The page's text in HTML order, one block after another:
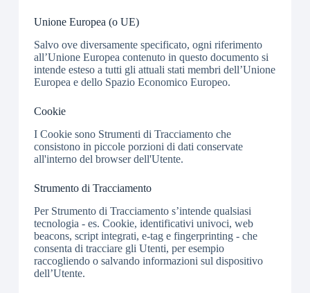
Unione Europea (o UE)
Salvo ove diversamente specificato, ogni riferimento
all’Unione Europea contenuto in questo documento si
intende esteso a tutti gli attuali stati membri dell’Unione
Europea e dello Spazio Economico Europeo.
Cookie
I Cookie sono Strumenti di Tracciamento che
consistono in piccole porzioni di dati conservate
all'interno del browser dell'Utente.
Strumento di Tracciamento
Per Strumento di Tracciamento s’intende qualsiasi
tecnologia - es. Cookie, identificativi univoci, web
beacons, script integrati, e-tag e fingerprinting - che
consenta di tracciare gli Utenti, per esempio
raccogliendo o salvando informazioni sul dispositivo
dell’Utente.